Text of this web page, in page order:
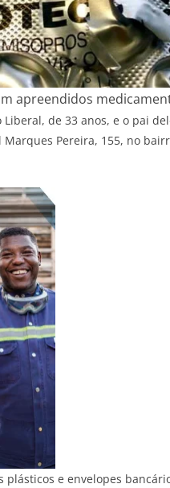
apreendidos
de 33 anos, e o pai
Pereira, 155, no
e envelopes